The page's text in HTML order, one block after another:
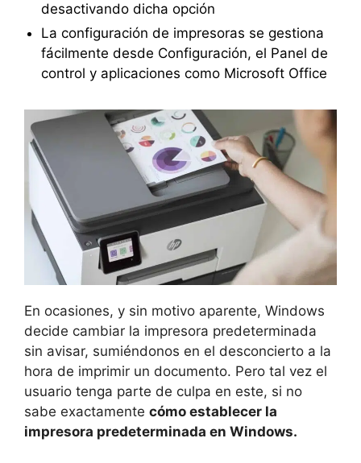
desactivando dicha opción
La configuración de impresoras se gestiona
fácilmente desde Configuración, el Panel de
control y aplicaciones como Microsoft Office
En ocasiones, y sin motivo aparente, Windows
decide cambiar la impresora predeterminada
sin avisar, sumiéndonos en el desconcierto a la
hora de imprimir un documento. Pero tal vez el
usuario tenga parte de culpa en este, si no
sabe exactamente cómo establecer la
impresora predeterminada en Windows.